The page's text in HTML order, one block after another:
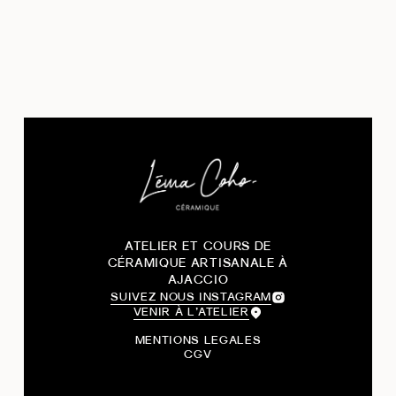
ATELIER ET COURS DE
CÉRAMIQUE ARTISANALE À
AJACCIO
SUIVEZ NOUS INSTAGRAM
VENIR À L’ATELIER
MENTIONS LEGALES
CGV